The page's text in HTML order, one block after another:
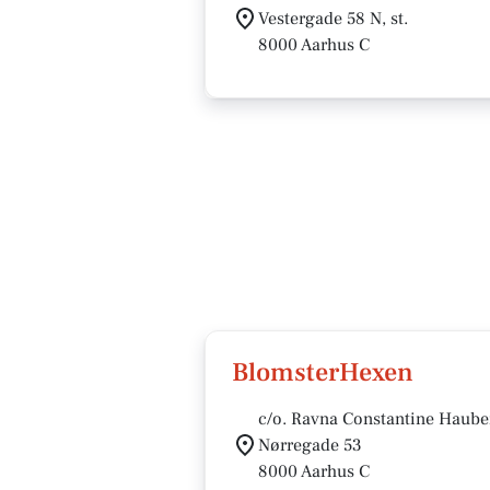
Vestergade 58 N, st.
8000 Aarhus C
BlomsterHexen
c/o. Ravna Constantine
Nørregade 53
8000 Aarhus C